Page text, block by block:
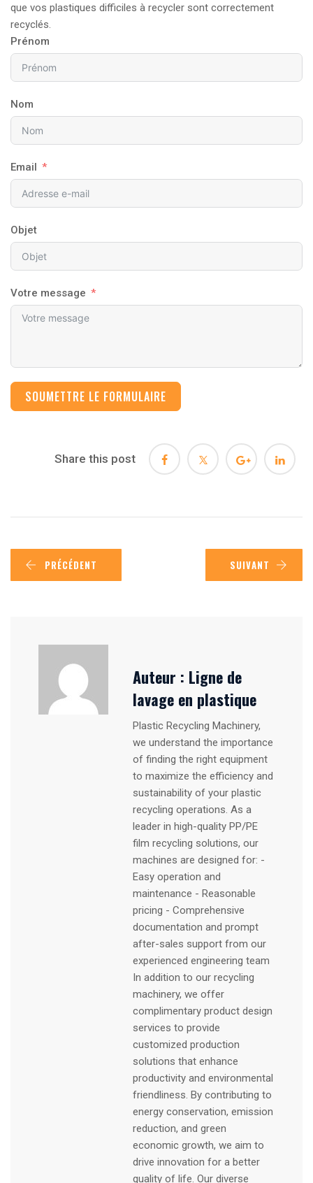
que vos plastiques difficiles à recycler sont correctement
recyclés.
Prénom
Nom
Email
Objet
Votre message
SOUMETTRE LE FORMULAIRE
Share this post
PRÉCÉDENT SUIVANT
Auteur : Ligne de
lavage en plastique
Plastic Recycling Machinery,
we understand the importance
of finding the right equipment
to maximize the efficiency and
sustainability of your plastic
recycling operations. As a
leader in high-quality PP/PE
film recycling solutions, our
machines are designed for: -
Easy operation and
maintenance - Reasonable
pricing - Comprehensive
documentation and prompt
after-sales support from our
experienced engineering team
In addition to our recycling
machinery, we offer
complimentary product design
services to provide
customized production
solutions that enhance
productivity and environmental
friendliness. By contributing to
energy conservation, emission
reduction, and green
economic growth, we aim to
drive innovation for a better
quality of life. Our diverse